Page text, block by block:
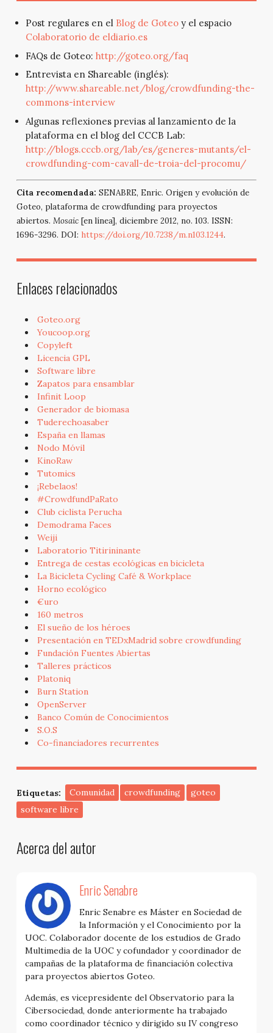
Post regulares en el Blog de Goteoy el espacio
Colaboratorio de eldiario.es
FAQs de Goteo: http://goteo.org/faq
Entrevista en Shareable (inglés):
http://www.shareable.net/blog/crowdfunding-the-
commons-interview
Algunas reflexiones previas al lanzamiento de la
plataforma en el blog del CCCB Lab:
http://blogs.cccb.org/lab/es/generes-mutants/el-
crowdfunding-com-cavall-de-troia-del-procomu/
Cita recomendada: SENABRE, Enric. Origen y evolución de
Goteo, plataforma de crowdfunding para proyectos
abiertos. Mosaic[en línea], diciembre 2012, no. 103. ISSN:
1696-3296. DOI: https://doi.org/10.7238/m.n103.1244.
Enlaces relacionados
Goteo.org
Youcoop.org
Copyleft
Licencia GPL
Software libre
Zapatos para ensamblar
Infinit Loop
Generador de biomasa
Tuderechoasaber
España en llamas
Nodo Móvil
KinoRaw
Tutomics
¡Rebelaos!
#CrowdfundPaRato
Club ciclista Perucha
Demodrama Faces
Weiji
Laboratorio Titirininante
Entrega de cestas ecológicas en bicicleta
La Bicicleta Cycling Café & Workplace
Horno ecológico
€uro
160 metros
El sueño de los héroes
Presentación en TEDxMadrid sobre crowdfunding
Fundación Fuentes Abiertas
Talleres prácticos
Platoniq
Burn Station
OpenServer
Banco Común de Conocimientos
S.O.S
Co-financiadores recurrentes
Etiquetas: Comunidad crowdfunding
goteo
software libre
Acerca del autor
Enric Senabre
Enric Senabre es Máster en Sociedad de
la Información y el Conocimiento por la
UOC. Colaborador docente de los estudios de Grado
Multimedia de la UOC y cofundador y coordinador de
campañas de la plataforma de financiación colectiva
para proyectos abiertos Goteo.
Además, es vicepresidente del Observatorio para la
Cibersociedad, donde anteriormente ha trabajado
como coordinador técnico y dirigido su IV congreso